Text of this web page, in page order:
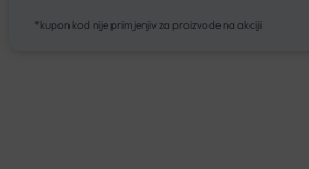
*kupon kod nije primjenjiv za proizvode na akciji